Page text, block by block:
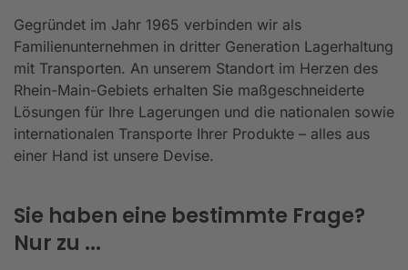
Gegründet im Jahr 1965 verbinden wir als
Familienunternehmen in dritter Generation Lagerhaltung
mit Transporten. An unserem Standort im Herzen des
Rhein-Main-Gebiets erhalten Sie maßgeschneiderte
Lösungen für Ihre Lagerungen und die nationalen sowie
internationalen Transporte Ihrer Produkte – alles aus
einer Hand ist unsere Devise.
Sie haben eine bestimmte Frage?
Nur zu ...